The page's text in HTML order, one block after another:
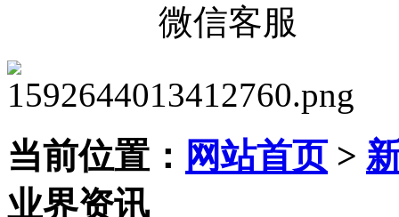
微信客服
当前位置： 网站首页>
业界资讯